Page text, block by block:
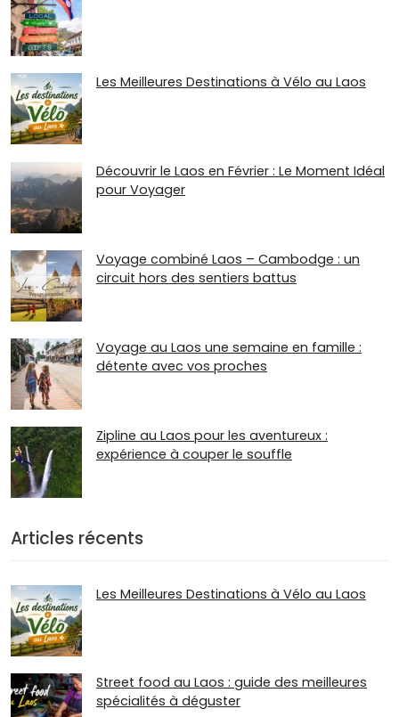
Les Meilleures Destinations à Vélo au Laos
Découvrir le Laos en Février : Le Moment Idéal
pour Voyager
Voyage combiné Laos – Cambodge : un
circuit hors des sentiers battus
Voyage au Laos une semaine en famille :
détente avec vos proches
Zipline au Laos pour les aventureux :
expérience à couper le souffle
Articles récents
Les Meilleures Destinations à Vélo au Laos
Street food au Laos : guide des meilleures
spécialités à déguster